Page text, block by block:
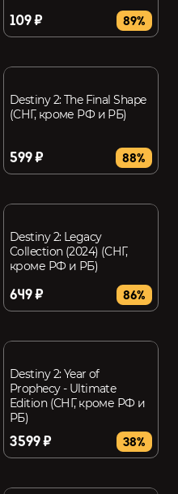
109 ₽ 89%
Destiny 2: The Final Shape
(СНГ, кроме РФ и РБ)
599 ₽ 88%
Destiny 2: Legacy
Collection (2024) (СНГ,
кроме РФ и РБ)
649 ₽ 86%
Destiny 2: Year of
Prophecy - Ultimate
Edition (СНГ, кроме РФ и
РБ)
3599 ₽ 38%